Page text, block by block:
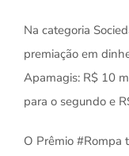
Na categoria
premiação em
Apamagis: R$ 10
para o segundo e
O Prêmio #Rompa